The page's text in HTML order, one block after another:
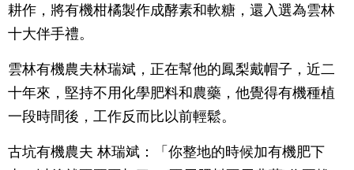
耕作，將有機柑橘製作成酵素和軟糖，還入選為雲林
十大伴手禮。
雲林有機農夫林瑞斌，正在幫他的鳳梨戴帽子，近二
十年來，堅持不用化學肥料和農藥，他覺得有機種植
一段時間後，工作反而比以前輕鬆。
古坑有機農夫 林瑞斌：「你整地的時候加有機肥下